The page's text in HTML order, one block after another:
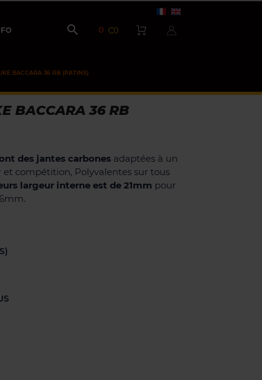
 0
BACCARA 36 RB (PATINS)
BACCARA 36 RB
des jantes carbonesadaptées à un
et compétition, Polyvalentes sur tous
largeur interne est de 21mm pour